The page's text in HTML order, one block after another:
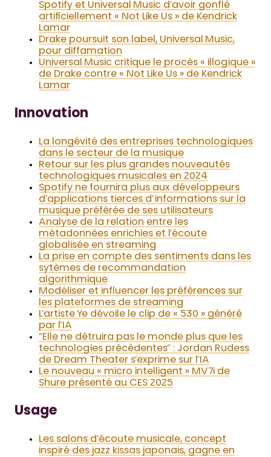
Spotify et Universal Music d’avoir gonflé
artificiellement « Not Like Us » de Kendrick
Lamar
Drake poursuit son label, Universal Music,
pour diffamation
Universal Music critique le procès « illogique »
de Drake contre « Not Like Us » de Kendrick
Lamar
Innovation
La longévité des entreprises technologiques
dans le secteur de la musique
Retour sur les plus grandes nouveautés
technologiques musicales en 2024
Spotify ne fournira plus aux développeurs
d’applications tierces d’informations sur la
musique préférée de ses utilisateurs
Analyse de la relation entre les
métadonnées enrichies et l’écoute
globalisée en streaming
La prise en compte des sentiments dans les
sytèmes de recommandation
algorithmique
Modéliser et influencer les préfèrences sur
les plateformes de streaming
L’artiste Ye dévoile le clip de « 530 » généré
par l’IA
“Elle ne détruira pas le monde plus que les
technologies précédentes” : Jordan Rudess
de Dream Theater s’exprime sur l’IA
Le nouveau « micro intelligent » MV7i de
Shure présenté au CES 2025
Usage
Les salons d’écoute musicale, concept
inspiré des jazz kissas japonais, gagne en